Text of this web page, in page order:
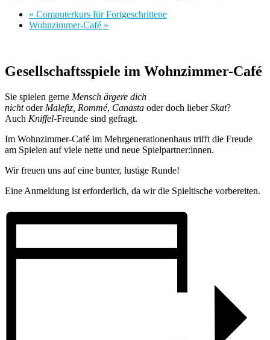
« Computerkurs für Fortgeschrittene
Wohnzimmer-Café »
Gesellschaftsspiele im Wohnzimmer-Café
Sie spielen gerne Mensch ärgere dich
nichtoder Malefiz, Rommé, Canasta oder doch lieberSkat?
Auch Kniffel-Freunde sind gefragt.
Im Wohnzimmer-Café im Mehrgenerationenhaus trifft die Freude
am Spielen auf viele nette und neue Spielpartner:innen.
Wir freuen uns auf eine bunter, lustige Runde!
Eine Anmeldung ist erforderlich, da wir die Spieltische vorbereiten.